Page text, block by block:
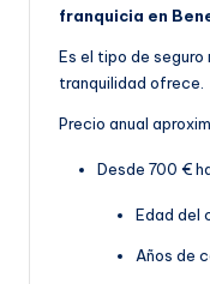
franquicia en
Es el tipo de seguro
tranquilidad ofrece.
Precio anual
Desde 700 €
Edad del
Años de